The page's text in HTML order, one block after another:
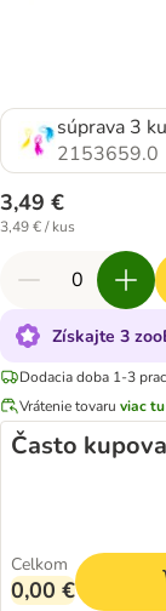
súprava 3
2153659.0
3,49 €
3,49 € / kus
Získajte 3
Dodacia doba 1-3
Vrátenie tovaru viac tu
Často
Celkom
0,00 €